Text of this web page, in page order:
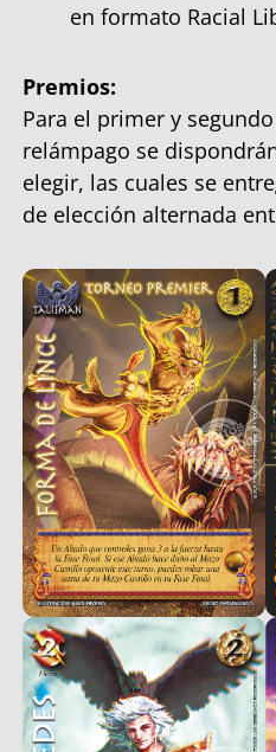
en formato Racial
Premios:
Para el primer y
relámpago se
elegir, las cuales se
de elección alternada